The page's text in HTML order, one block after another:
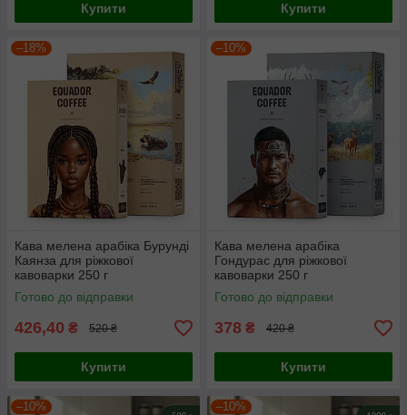
Купити Купити
–18%
Кава мелена арабіка Бурунді
Каянза для ріжкової
кавоварки 250 г
Готово до відправки
426,40 ₴ 520 ₴
Купити
–10%
Кава мелена арабіка
Гондурас для ріжкової
кавоварки 250 г
Готово до відправки
378 ₴ 420 ₴
Купити
–10% –10%